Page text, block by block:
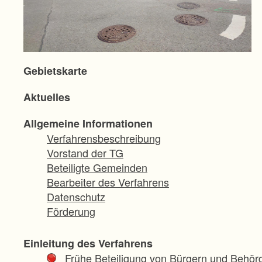
Gebietskarte
Aktuelles
Allgemeine Informationen
Verfahrensbeschreibung
Vorstand der TG
Beteiligte Gemeinden
Bearbeiter des Verfahrens
Datenschutz
Förderung
Einleitung des Verfahrens
Frühe Beteiligung von Bürgern und